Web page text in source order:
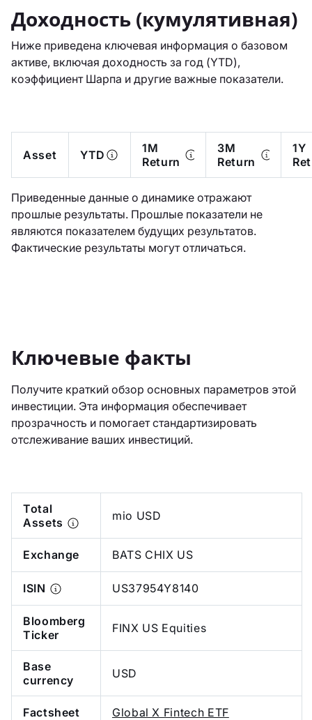
Доходность (кумулятивная)
Ниже приведена ключевая информация о базовом
активе, включая доходность за год (YTD),
коэффициент Шарпа и другие важные показатели.
Asset YTD
1M
Return
3M
Return
1Y
Приведенные данные о динамике отражают
прошлые результаты. Прошлые показатели не
являются показателем будущих результатов.
Фактические результаты могут отличаться.
Ключевые факты
Получите краткий обзор основных параметров этой
инвестиции. Эта информация обеспечивает
прозрачность и помогает стандартизировать
отслеживание ваших инвестиций.
Total
Assets
mio USD
Exchange BATS CHIX US
ISIN US37954Y8140
Bloomberg
Ticker
FINX US Equities
Base
currency
USD
Factsheet Global X Fintech ETF